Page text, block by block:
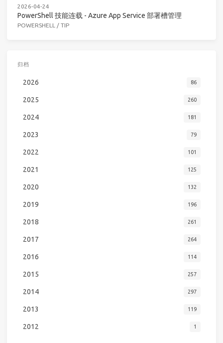
2026-04-24
PowerShell 技能连载 - Azure App Service 部署槽管理
POWERSHELL / TIP
归档
2026 86
2025 260
2024 181
2023 79
2022 101
2021 125
2020 132
2019 196
2018 261
2017 264
2016 114
2015 257
2014 297
2013 119
2012 1